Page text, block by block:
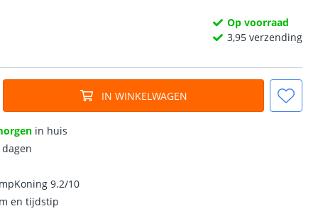
Op voorraad
3,95 verzending
IN WINKELWAGEN
in huis
9.2/10
en tijdstip